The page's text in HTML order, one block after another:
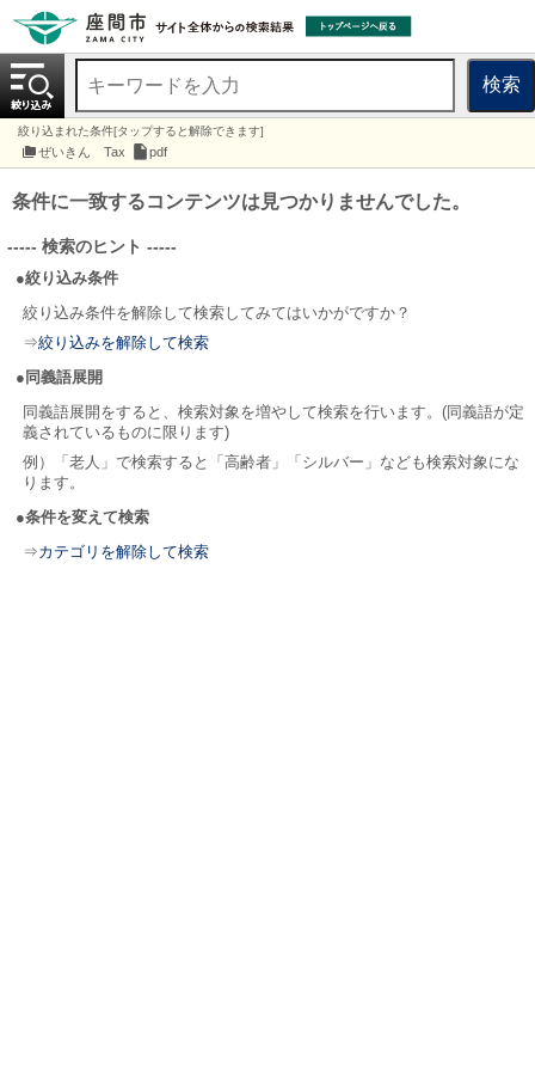
検索
絞り込まれた条件[タップすると解除できます]
ぜいきん Tax pdf
条件に一致するコンテンツは見つかりませんでした。
----- 検索のヒント -----
●絞り込み条件
絞り込み条件を解除して検索してみてはいかがですか？
⇒絞り込みを解除して検索
●同義語展開
同義語展開をすると、検索対象を増やして検索を行います。(同義語が定
義されているものに限ります)
例）「老人」で検索すると「高齢者」「シルバー」なども検索対象にな
ります。
●条件を変えて検索
⇒カテゴリを解除して検索